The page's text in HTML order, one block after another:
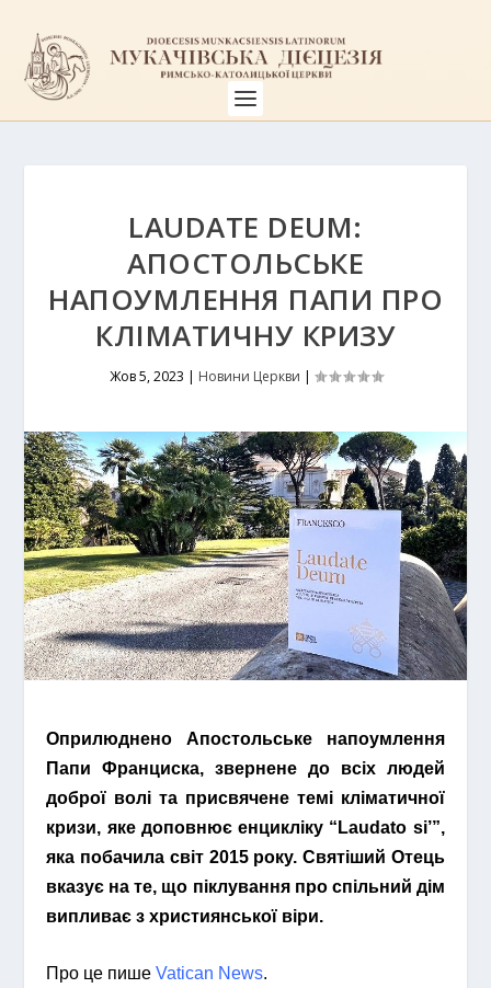
LAUDATE DEUM:
АПОСТОЛЬСЬКЕ
НАПОУМЛЕННЯ ПАПИ ПРО
КЛІМАТИЧНУ КРИЗУ
Жов 5, 2023 | Новини Церкви |
Оприлюднено Апостольське напоумлення
Папи Франциска, звернене до всіх людей
доброї волі та присвячене темі кліматичної
кризи, яке доповнює енцикліку “Laudato si’”,
яка побачила світ 2015 року. Святіший Отець
вказує на те, що піклування про спільний дім
випливає з християнської віри.
Про це пишеVatican News.